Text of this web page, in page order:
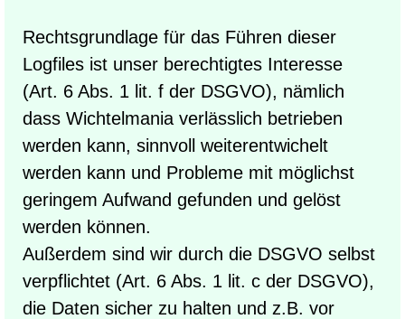
Rechtsgrundlage für das Führen dieser
Logfiles ist unser berechtigtes Interesse
(Art. 6 Abs. 1 lit. f der DSGVO), nämlich
dass Wichtelmania verlässlich betrieben
werden kann, sinnvoll weiterentwichelt
werden kann und Probleme mit möglichst
geringem Aufwand gefunden und gelöst
werden können.
Außerdem sind wir durch die DSGVO selbst
verpflichtet (Art. 6 Abs. 1 lit. c der DSGVO),
die Daten sicher zu halten und z.B. vor